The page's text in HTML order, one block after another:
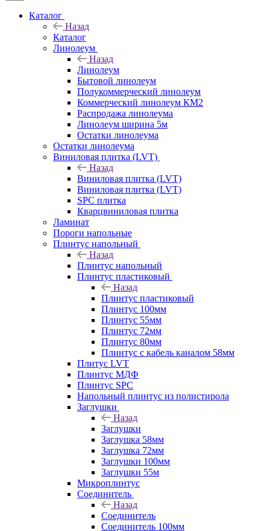
Каталог
Назад
Каталог
Линолеум
Назад
Линолеум
Бытовой линолеум
Полукоммерческий линолеум
Коммерческий линолеум КМ2
Распродажа линолеума
Линолеум ширина 5м
Остатки линолеума
Остатки линолеума
Виниловая плитка (LVT)
Назад
Виниловая плитка (LVT)
Виниловая плитка (LVT)
SPC плитка
Кварцвиниловая плитка
Ламинат
Пороги напольные
Плинтус напольный
Назад
Плинтус напольный
Плинтус пластиковый
Назад
Плинтус пластиковый
Плинтус 100мм
Плинтус 55мм
Плинтус 72мм
Плинтус 80мм
Плинтус с кабель каналом 58мм
Плитус LVT
Плинтус МДФ
Плинтус SPC
Напольный плинтус из полистирола
Заглушки
Назад
Заглушки
Заглушка 58мм
Заглушка 72мм
Заглушки 100мм
Заглушки 55м
Микроплинтус
Соединитель
Назад
Соединитель
Соединитель 100мм